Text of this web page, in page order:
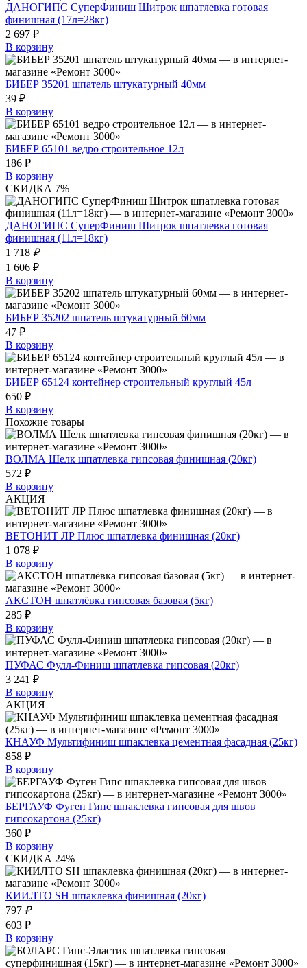
ДАНОГИПС СуперФиниш Шитрок шпатлевка готовая
финишная (17л=28кг)
2 697 ₽
В корзину
БИБЕР 35201 шпатель штукатурный 40мм
39 ₽
В корзину
БИБЕР 65101 ведро строительное 12л
186 ₽
В корзину
СКИДКА 7%
ДАНОГИПС СуперФиниш Шитрок шпатлевка готовая
финишная (11л=18кг)
1 718 ₽
1 606 ₽
В корзину
БИБЕР 35202 шпатель штукатурный 60мм
47 ₽
В корзину
БИБЕР 65124 контейнер строительный круглый 45л
650 ₽
В корзину
Похожие товары
ВОЛМА Шелк шпатлевка гипсовая финишная (20кг)
572 ₽
В корзину
АКЦИЯ
ВЕТОНИТ ЛР Плюс шпатлевка финишная (20кг)
1 078 ₽
В корзину
АКСТОН шпатлёвка гипсовая базовая (5кг)
285 ₽
В корзину
ПУФАС Фулл-Финиш шпатлевка гипсовая (20кг)
3 241 ₽
В корзину
АКЦИЯ
КНАУФ Мультифиниш шпаклевка цементная фасадная (25кг)
858 ₽
В корзину
БЕРГАУФ Фуген Гипс шпаклевка гипсовая для швов
гипсокартона (25кг)
360 ₽
В корзину
СКИДКА 24%
КИИЛТО SH шпаклевка финишная (20кг)
797 ₽
603 ₽
В корзину